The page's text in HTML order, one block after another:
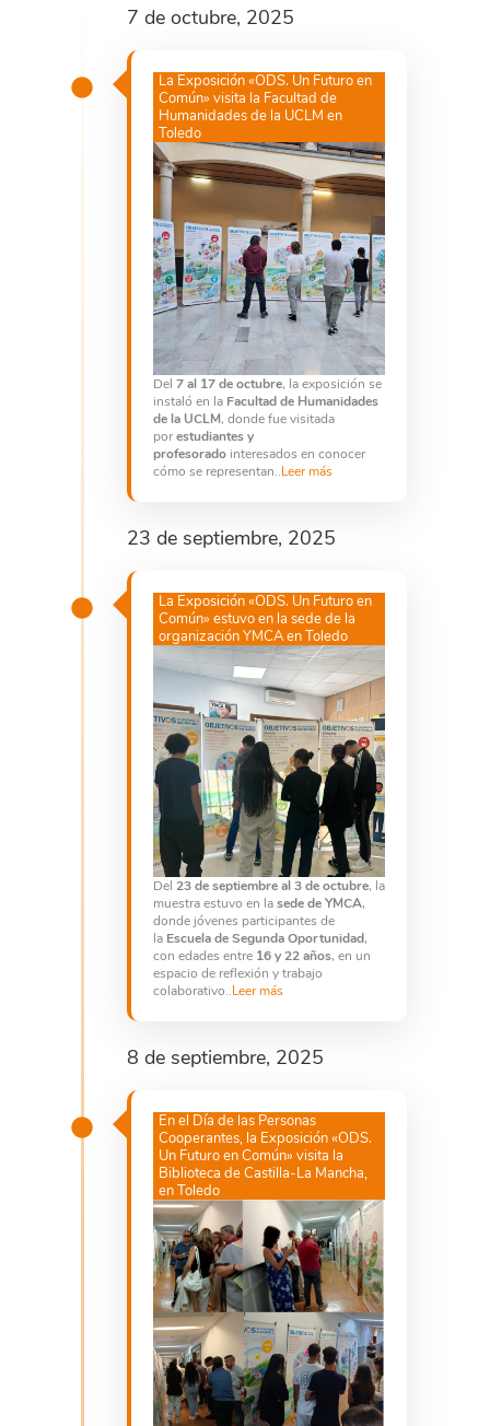
7 de octubre, 2025
La Exposición «ODS. Un Futuro en
Común» visita la Facultad de
Humanidades de la UCLM en
Toledo
Del 7 al 17 de octubre, la exposición se
instaló en la Facultad de Humanidades
de la UCLM, donde fue visitada
porestudiantes y
profesoradointeresados en conocer
cómo se representan..Leer más
23 de septiembre, 2025
La Exposición «ODS. Un Futuro en
Común» estuvo en la sede de la
organización YMCA en Toledo
Del 23 de septiembre al 3 de octubre, la
muestra estuvo en lasede de YMCA,
donde jóvenes participantes de
la Escuela de Segunda Oportunidad,
con edades entre 16 y 22 años, en un
espacio de reflexión y trabajo
colaborativo..Leer más
8 de septiembre, 2025
En el Día de las Personas
Cooperantes, la Exposición «ODS.
Un Futuro en Común» visita la
Biblioteca de Castilla-La Mancha,
en Toledo